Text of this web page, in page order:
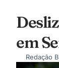
em
Redação